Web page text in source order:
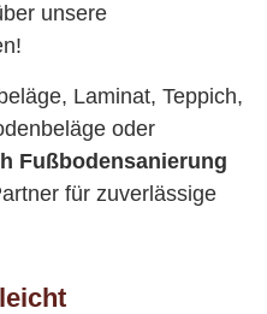
unsere
Laminat, Teppich,
oder
Fußbodensanierung
für zuverlässige